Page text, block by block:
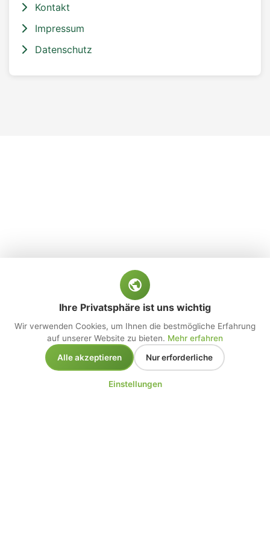
Kontakt
Impressum
Datenschutz
Ihre Privatsphäre ist uns wichtig
Wir verwenden Cookies, um Ihnen die bestmögliche Erfahrung
auf unserer Website zu bieten. Mehr erfahren
Alle akzeptieren
Nur erforderliche
Einstellungen